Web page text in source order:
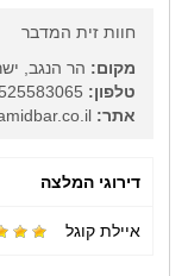
חוות זית המדבר
מקום: הר הנגב,
טלפון:
אתר:
דירוגי המלצה
איילת קוגל